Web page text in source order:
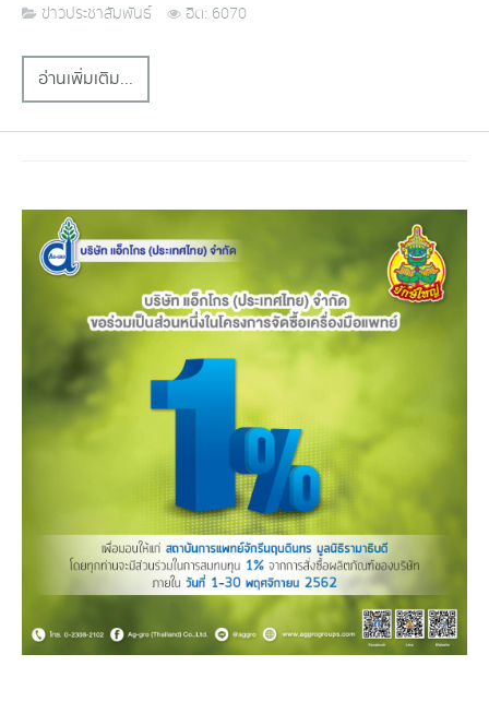
ข่าวประชาสัมพันธ์
ฮิต: 6070
อ่านเพิ่มเติม...